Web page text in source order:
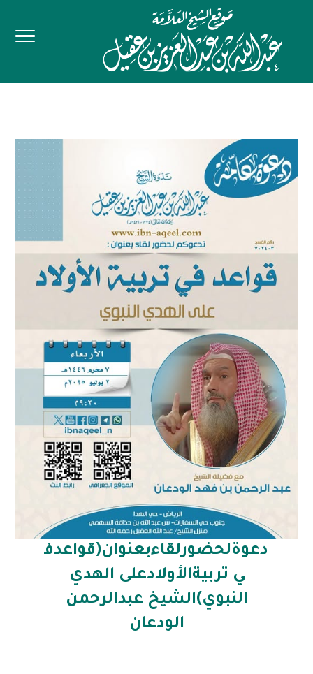
دعوةلحضورلقاءبعنوان(قواعدف
ي تربيةالأولادعلى الهدي
النبوي)الشيخ عبدالرحمن
الودعان